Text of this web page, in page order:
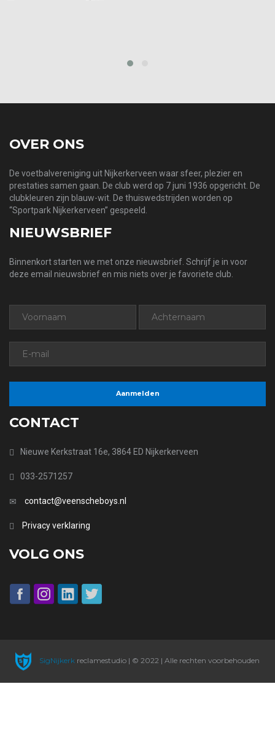
prev
OVER ONS
De voetbalvereniging uit Nijkerkerveen waar sfeer, plezier en
prestaties samen gaan. De club werd op 7 juni 1936 opgericht. De
clubkleuren zijn blauw-wit. De thuiswedstrijden worden op
“Sportpark Nijkerkerveen” gespeeld.
NIEUWSBRIEF
Binnenkort starten we met onze nieuwsbrief. Schrijf je in voor
deze email nieuwsbrief en mis niets over je favoriete club.
CONTACT
Nieuwe Kerkstraat 16e, 3864 ED Nijkerkerveen
033-2571257
contact@veenscheboys.nl
Privacy verklaring
VOLG ONS
SigNijkerkreclamestudio | © 2022 | Alle rechten voorbehouden